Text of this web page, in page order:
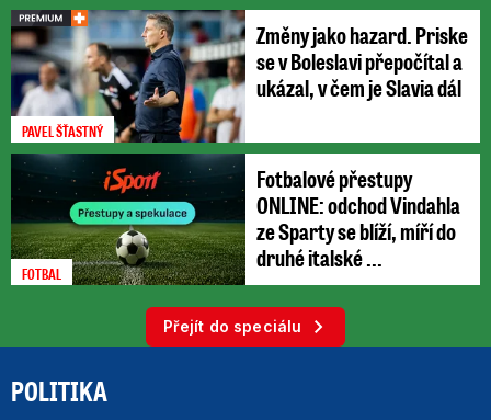
PAVEL ŠŤASTNÝ
Změny jako hazard. Priske
se v Boleslavi přepočítal a
ukázal, v čem je Slavia dál
FOTBAL
Fotbalové přestupy
ONLINE: odchod Vindahla
ze Sparty se blíží, míří do
druhé italské ...
Přejít do speciálu
POLITIKA